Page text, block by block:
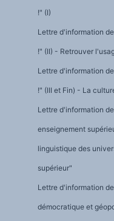
!" (I)
Lettre d'information
!" (II) - Retrouver
Lettre d'information
!" (III et Fin) - La
Lettre d'information
enseignement
linguistique des
supérieur"
Lettre d'information
démocratique et